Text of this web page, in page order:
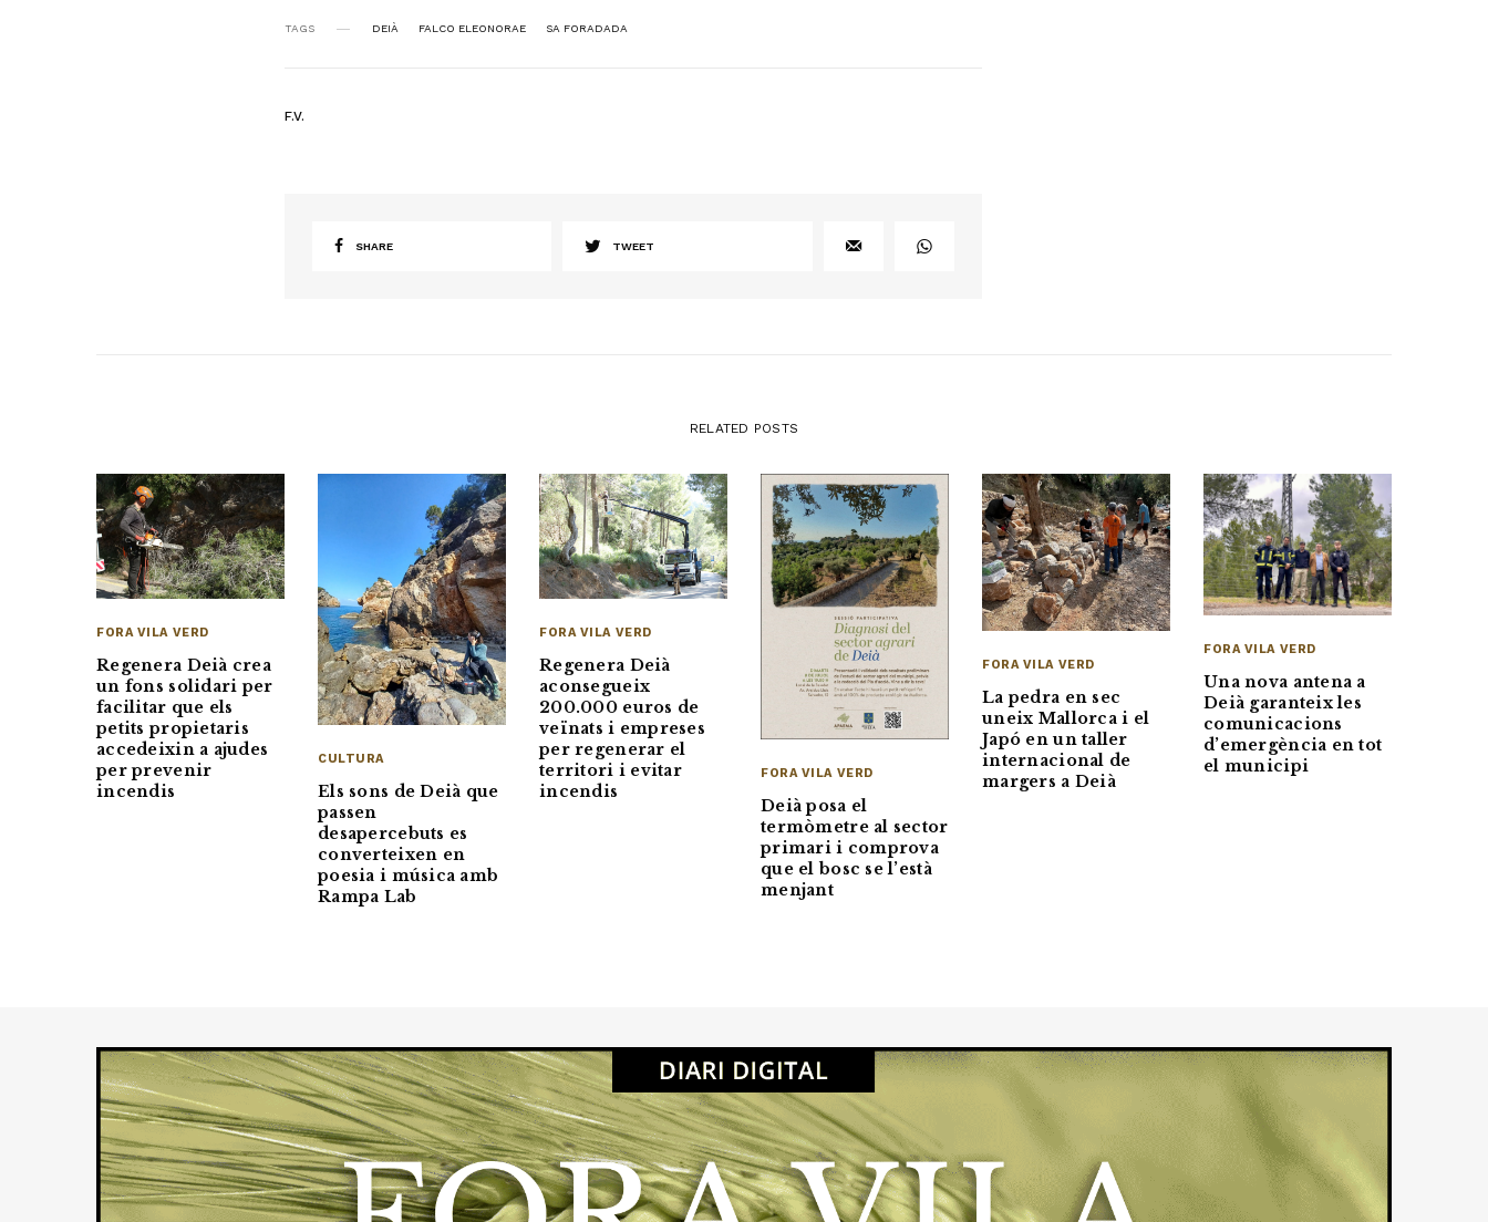
TAGS DEIÀ FALCO ELEONORAE SA FORADADA
F.V.
SHARE TWEET
RELATED POSTS
FORA VILA VERD
Regenera Deià crea
un fons solidari per
facilitar que els
petits propietaris
accedeixin a ajudes
per prevenir
incendis
CULTURA
Els sons de Deià que
passen
desapercebuts es
converteixen en
poesia i música amb
Rampa Lab
FORA VILA VERD
Regenera Deià
aconsegueix
200.000 euros de
veïnats i empreses
per regenerar el
territori i evitar
incendis
FORA VILA VERD
Deià posa el
termòmetre al sector
primari i comprova
que el bosc se l’està
menjant
FORA VILA VERD
La pedra en sec
uneix Mallorca i el
Japó en un taller
internacional de
margers a Deià
FORA VILA VERD
Una nova antena a
Deià garanteix les
comunicacions
d’emergència en tot
el municipi